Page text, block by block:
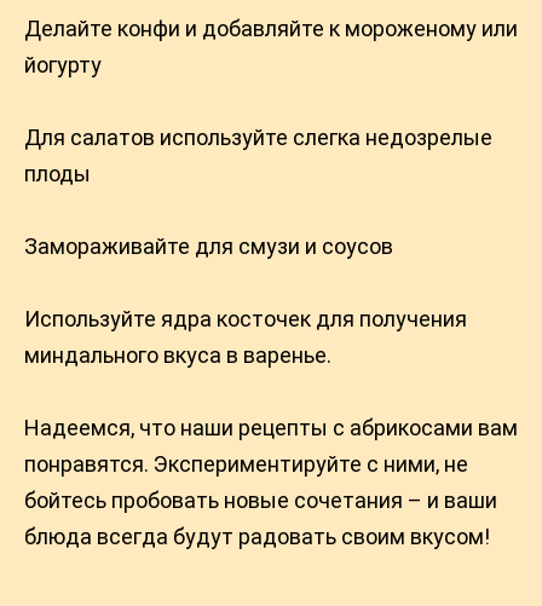
Делайте конфи и добавляйте к мороженому или
йогурту
Для салатов используйте слегка недозрелые
плоды
Замораживайте для смузи и соусов
Используйте ядра косточек для получения
миндального вкуса в варенье.
Надеемся, что наши рецепты с абрикосами вам
понравятся. Экспериментируйте с ними, не
бойтесь пробовать новые сочетания – и ваши
блюда всегда будут радовать своим вкусом!